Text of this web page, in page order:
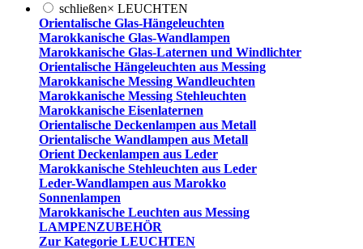
schließen× LEUCHTEN
Orientalische Glas-Hängeleuchten
Marokkanische Glas-Wandlampen
Marokkanische Glas-Laternen und Windlichter
Orientalische Hängeleuchten aus Messing
Marokkanische Messing Wandleuchten
Marokkanische Messing Stehleuchten
Marokkanische Eisenlaternen
Orientalische Deckenlampen aus Metall
Orientalische Wandlampen aus Metall
Orient Deckenlampen aus Leder
Marokkanische Stehleuchten aus Leder
Leder-Wandlampen aus Marokko
Sonnenlampen
Marokkanische Leuchten aus Messing
LAMPENZUBEHÖR
Zur Kategorie LEUCHTEN